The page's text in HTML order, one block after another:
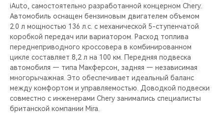
iAuto, самостоятельно разработанной концерном Chery.
Автомобиль оснащен бензиновым двигателем объемом
2.0 л мощностью 136 л.с. с механической 5-ступенчатой
коробкой передач или вариатором. Расход топлива
переднеприводного кроссовера в комбинированном
цикле составляет 8,2 л на 100 км. Передняя подвеска
автомобиля — типа Макферсон, задняя — независимая
многорычажная. Это обеспечивает идеальный баланс
между комфортом и управляемостью. Доводкой подвески
совместно с инженерами Chery занимались специалисты
британской компании Mira.